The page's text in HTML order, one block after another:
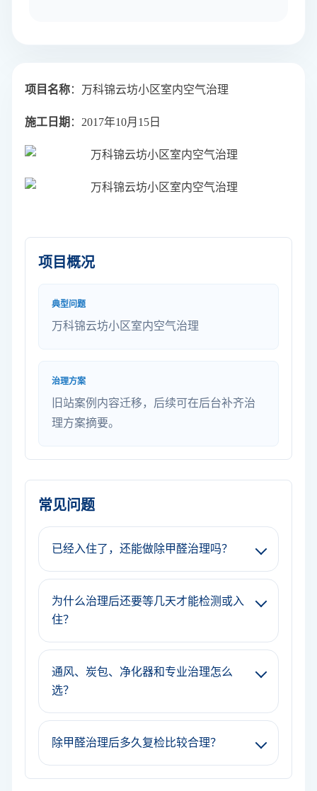
项目名称：万科锦云坊小区室内空气治理
施工日期 ：2017年10月15日
项目概况
典型问题
万科锦云坊小区室内空气治理
治理方案
旧站案例内容迁移，后续可在后台补齐治
理方案摘要。
常见问题
已经入住了，还能做除甲醛治理吗？
为什么治理后还要等几天才能检测或入
住？
通风、炭包、净化器和专业治理怎么
选？
除甲醛治理后多久复检比较合理？